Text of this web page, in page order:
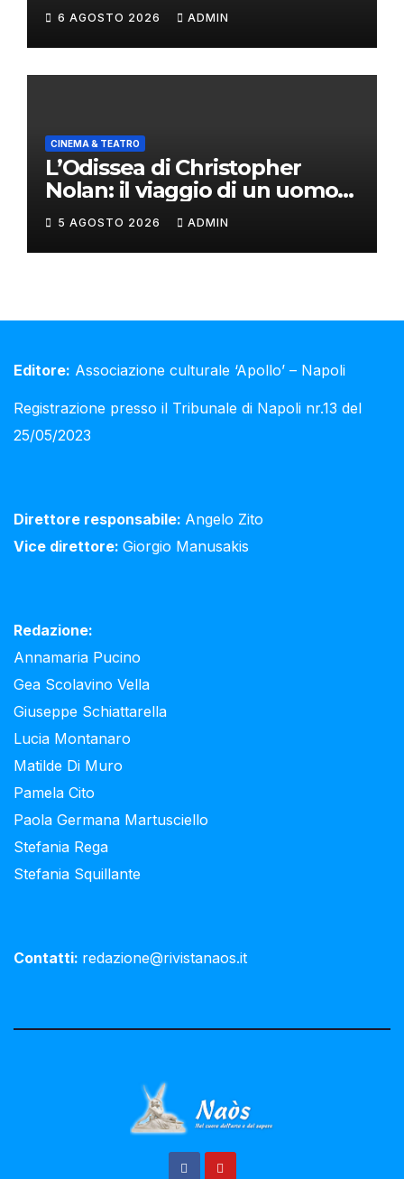
6 AGOSTO 2026 ADMIN
CINEMA & TEATRO
L’Odissea di Christopher
Nolan: il viaggio di un uomo
oltre il mito
5 AGOSTO 2026 ADMIN
Editore: Associazione culturale ‘Apollo’ – Napoli
Registrazione presso il Tribunale di Napoli nr.13 del
25/05/2023
Direttore responsabile: Angelo Zito
Vice direttore: Giorgio Manusakis
Redazione:
Annamaria Pucino
Gea Scolavino Vella
Giuseppe Schiattarella
Lucia Montanaro
Matilde Di Muro
Pamela Cito
Paola Germana Martusciello
Stefania Rega
Stefania Squillante
Contatti: redazione@rivistanaos.it